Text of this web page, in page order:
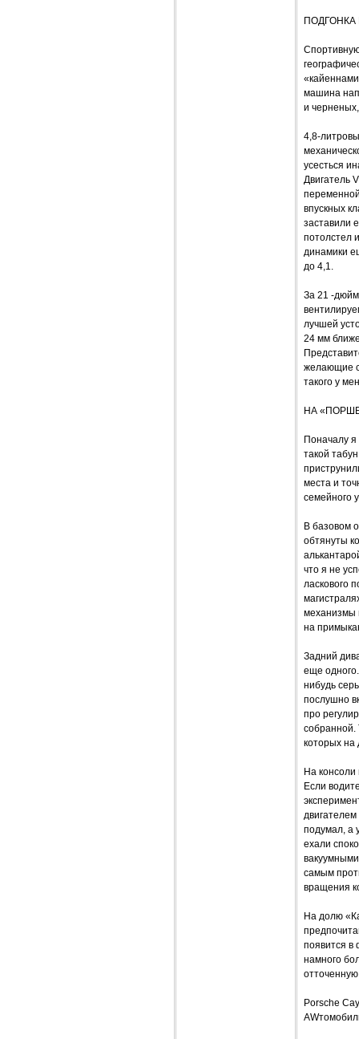
машина
и
4,8-
усесться
Двигатель
впускных
заставили
потолстел
динамики
до 4,1.
За 21 -
лучшей
24 мм
желающие
такого у
НА
Поначалу я
такой
места и
семейного
В базовом
обтянуты
что я не
ласкового
механизмы
на
Задний
еще
нибудь
послушно
про
собранной.
которых на
На консоли
Если
подумал, а
ехали
самым
вращения
На долю
появится в
намного
Porsche